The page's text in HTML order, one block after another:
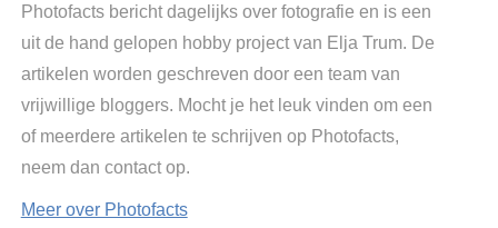
Photofacts bericht dagelijks over fotografie en is een
uit de hand gelopen hobby project van Elja Trum. De
artikelen worden geschreven door een team van
vrijwillige bloggers. Mocht je het leuk vinden om een
of meerdere artikelen te schrijven op Photofacts,
neem dan contact op.
Meer over Photofacts